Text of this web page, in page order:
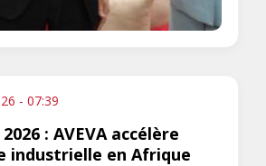
- 07:39
: AVEVA accélère
industrielle en Afrique